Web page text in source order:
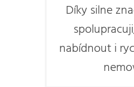
Díky silne
nabídnout i